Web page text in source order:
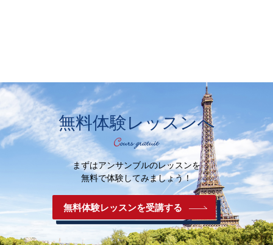
無料体験レッスンへ
まずはアンサンブルのレッスンを
無料で体験してみましょう！
無料体験レッスンを受講する